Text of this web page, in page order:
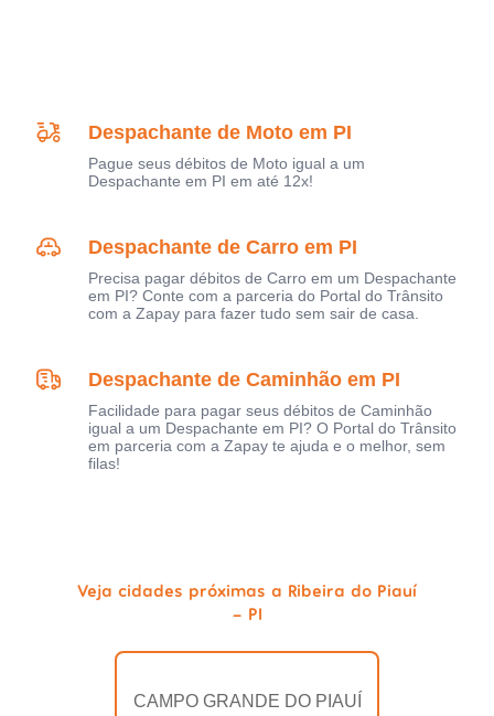
Despachante de Moto em PI
Pague seus débitos de Moto igual a um
Despachante em PI em até 12x!
Despachante de Carro em PI
Precisa pagar débitos de Carro em um Despachante
em PI? Conte com a parceria do Portal do Trânsito
com a Zapay para fazer tudo sem sair de casa.
Despachante de Caminhão em PI
Facilidade para pagar seus débitos de Caminhão
igual a um Despachante em PI? O Portal do Trânsito
em parceria com a Zapay te ajuda e o melhor, sem
filas!
Veja cidades próximas a Ribeira do Piauí
- PI
CAMPO GRANDE DO PIAUÍ